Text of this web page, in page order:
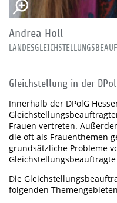
Andrea Holl
Gleichstellung in der
Innerhalb der DPolG
Frauen vertreten.
die oft als Frauenthemen
grundsätzliche Probleme
Die
folgenden